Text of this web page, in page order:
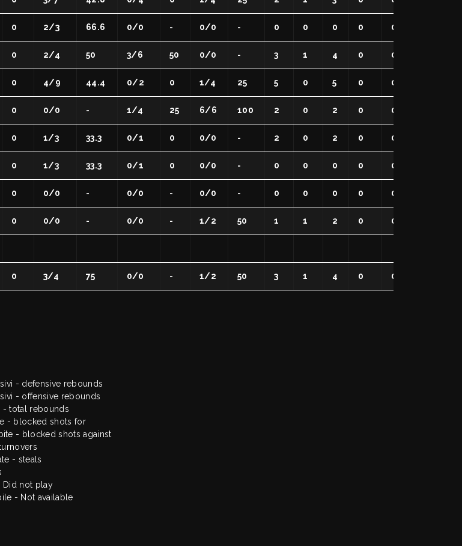
0 2/3 66.6 0/0 - 0/0 - 0 0 0 0 0
0 2/4 50 3/6 50 0/0 - 3 1 4 0 0
0 4/9 44.4 0/2 0 1/4 25 5 0 5 0 0
0 0/0 - 1/4 25 6/6 100 2 0 2 0 0
0 1/3 33.3 0/1 0 0/0 - 2 0 2 0 0
0 1/3 33.3 0/1 0 0/0 - 0 0 0 0 0
0 0/0 - 0/0 - 0/0 - 0 0 0 0 0
0 0/0 - 0/0 - 1/2 50 1 1 2 0 0
0 3/4 75 0/0 - 1/2 50 3 1 4 0 0
- defensive rebounds
- offensive rebounds
- total rebounds
- blocked shots for
- blocked shots against
- steals
Did not play
- Not available